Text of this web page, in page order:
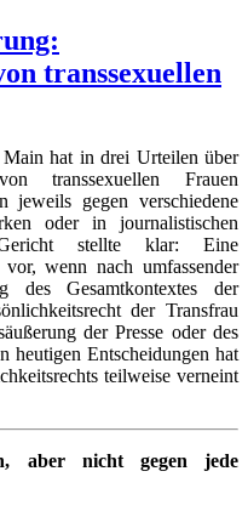
transsexuellen
hat in drei Urteilen über
von transsexuellen Frauen
jeweils gegen verschiedene
oder in journalistischen
stellte klar: Eine
vor, wenn nach umfassender
des Gesamtkontextes der
der Transfrau
der Presse oder des
heutigen Entscheidungen hat
teilweise verneint
aber nicht gegen jede